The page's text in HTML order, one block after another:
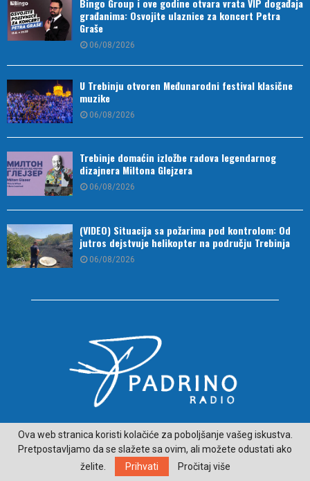
Bingo Group i ove godine otvara vrata VIP događaja
građanima: Osvojite ulaznice za koncert Petra
Graše
06/08/2026
U Trebinju otvoren Međunarodni festival klasične
muzike
06/08/2026
Trebinje domaćin izložbe radova legendarnog
dizajnera Miltona Glejzera
06/08/2026
(VIDEO) Situacija sa požarima pod kontrolom: Od
jutros dejstvuje helikopter na području Trebinja
06/08/2026
O NAMA
ČITAJ VIJESTI SA LJEPŠE STRANE HERCEGOVINE - padrino.ba
Ova web stranica koristi kolačiće za poboljšanje vašeg iskustva.
Pretpostavljamo da se slažete sa ovim, ali možete odustati ako
želite.
Prihvati Pročitaj više